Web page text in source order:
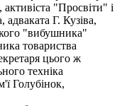
"Просвіти" і
Г. Кузіва,
"вибушника"
товариства
цього ж
техніка
Голубінок,
та ін.